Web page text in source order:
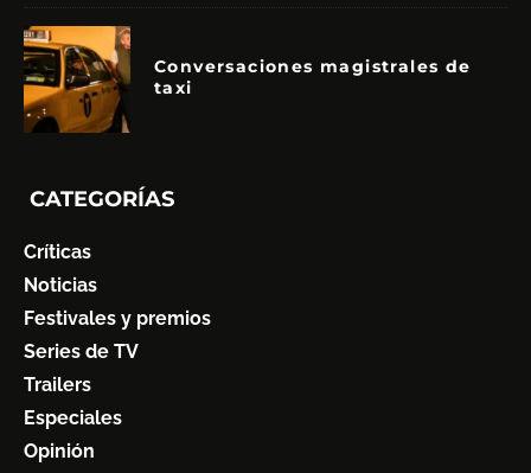
Conversaciones magistrales de
taxi
CATEGORÍAS
Críticas
Noticias
Festivales y premios
Series de TV
Trailers
Especiales
Opinión